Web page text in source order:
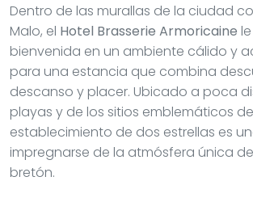
Dentro de las murallas de la ciudad
Malo, el Hotel Brasserie Armoricaine
bienvenida en un ambiente cálido y
para una estancia que combina
descanso y placer. Ubicado a poca
playas y de los sitios emblemáticos
establecimiento de dos estrellas es
impregnarse de la atmósfera única
bretón.